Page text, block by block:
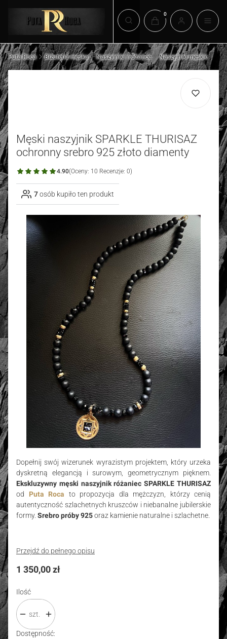
Otwórz wyszukiwarkę
Produkty w koszyku:
Puta Roca Biżuteria męska Naszyjniki i różańce Naszyjniki męskie
Męski naszyjnik SPARKLE THURISAZ
ochronny srebro 925 złoto diamenty
4.90(Oceny: 10 Recenzje: 0)
7osób kupiło ten produkt
Dopełnij swój wizerunek wyrazistym projektem, który urzeka
dyskretną elegancją i surowym, geometrycznym pięknem.
Ekskluzywny męski naszyjnik różaniec SPARKLE THURISAZ
od Puta Roca to propozycja dla mężczyzn, którzy cenią
autentyczność szlachetnych kruszców i niebanalne jubilerskie
formy. Srebro próby 925oraz kamienie naturalne i szlachetne.
Przejdź do pełnego opisu
Cena
1 350,00 zł
Ilość
szt.
Dostępność: